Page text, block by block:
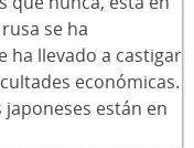
se ha
ha llevado a castigar
económicas.
japoneses están en